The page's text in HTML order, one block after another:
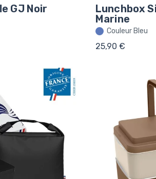
GJ Noir
Lunchbox
Marine
Couleur Bleu
25,90 €